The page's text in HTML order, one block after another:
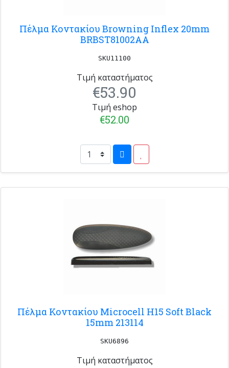
Πέλμα Κοντακίου Browning Inflex 20mm
BRBST81002AA
SKU11100
Τιμή καταστήματος
€53.90
Τιμή eshop
€52.00
Πέλμα Κοντακίου Microcell H15 Soft Black
15mm 213114
SKU6896
Τιμή καταστήματος